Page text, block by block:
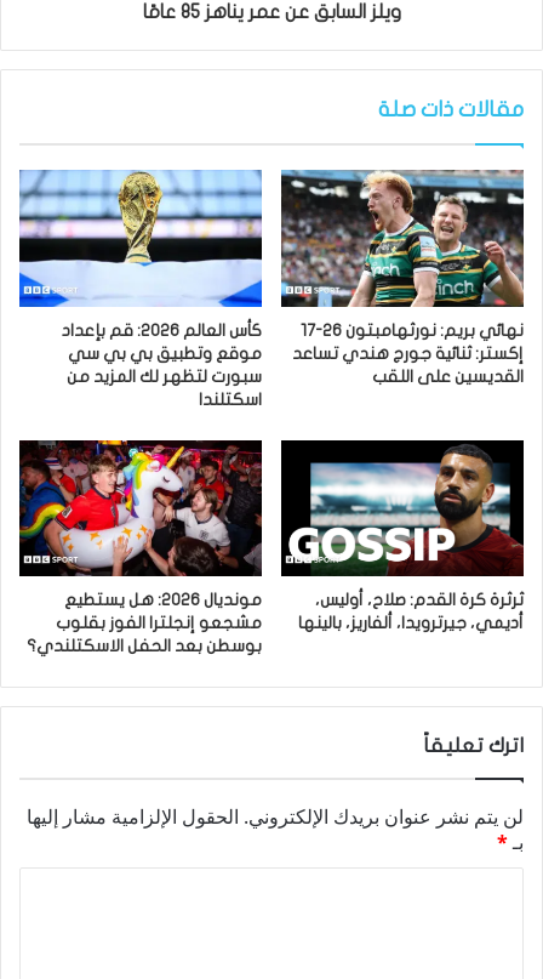
ويلز السابق عن عمر يناهز 85 عامًا
مقالات ذات صلة
نهائي بريم: نورثهامبتون 26-17
إكستر: ثنائية جورج هندي تساعد
القديسين على اللقب
كأس العالم 2026: قم بإعداد
موقع وتطبيق بي بي سي
سبورت لتظهر لك المزيد من
اسكتلندا
ثرثرة كرة القدم: صلاح، أوليس،
أديمي، جيرترويدا، ألفاريز، بالينها
مونديال 2026: هل يستطيع
مشجعو إنجلترا الفوز بقلوب
بوسطن بعد الحفل الاسكتلندي؟
اترك تعليقاً
لن يتم نشر عنوان بريدك الإلكتروني. الحقول الإلزامية مشار إليها
بـ*